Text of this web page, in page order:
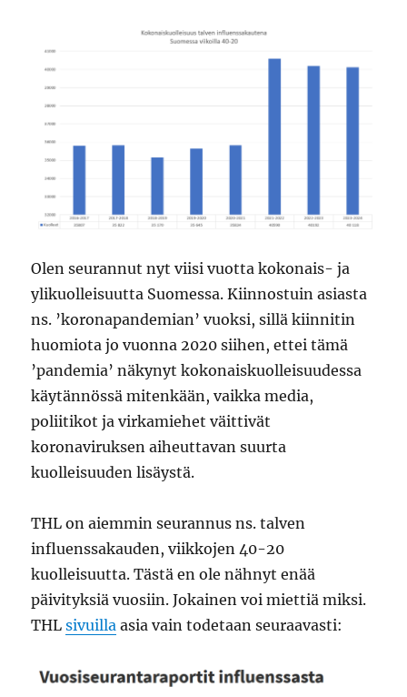
Olen seurannut nyt viisi vuotta kokonais- ja
ylikuolleisuutta Suomessa. Kiinnostuin asiasta
ns. ’koronapandemian’ vuoksi, sillä kiinnitin
huomiota jo vuonna 2020 siihen, ettei tämä
’pandemia’ näkynyt kokonaiskuolleisuudessa
käytännössä mitenkään, vaikka media,
poliitikot ja virkamiehet väittivät
koronaviruksen aiheuttavan suurta
kuolleisuuden lisäystä.
THL on aiemmin seurannus ns. talven
influenssakauden, viikkojen 40-20
kuolleisuutta. Tästä en ole nähnyt enää
päivityksiä vuosiin. Jokainen voi miettiä miksi.
THLsivuilla asia vain todetaan seuraavasti: